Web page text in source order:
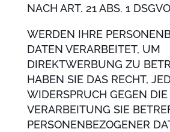
NACH ART. 21 ABS. 1
WERDEN IHRE
DATEN VERARBEITET, UM
DIREKTWERBUNG ZU
HABEN SIE DAS RECHT,
WIDERSPRUCH GEGEN DIE
VERARBEITUNG SIE
PERSONENBEZOGENER